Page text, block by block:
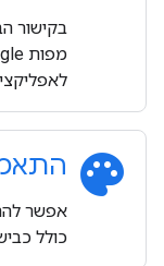
palette
אפשר
כולל